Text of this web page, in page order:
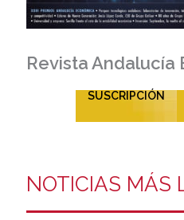
Revista Andalucía
SUSCRIPCIÓN
NOTICIAS MÁS